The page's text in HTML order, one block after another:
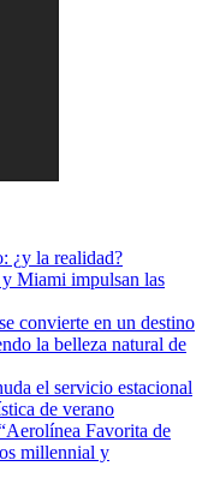
¿y la realidad?
Miami impulsan las
convierte en un destino
la belleza natural de
el servicio estacional
de verano
Favorita de
millennial y